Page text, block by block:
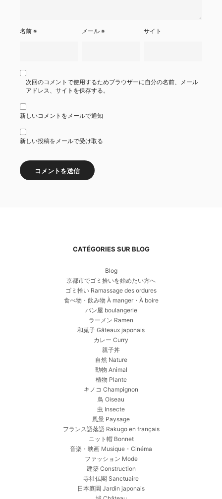
名前 ※ メール※ サイト
次回のコメントで使用するためブラウザーに自分の名前、メール
アドレス、サイトを保存する。
新しいコメントをメールで通知
新しい投稿をメールで受け取る
CATÉGORIES SUR BLOG
Blog
京都市でゴミ拾いを始めたい方へ
ゴミ拾い Ramassage des ordures
食べ物・飲み物 À manger・À boire
パン屋 boulangerie
ラーメン Ramen
和菓子 Gâteaux japonais
カレー Curry
親子丼
自然 Nature
動物 Animal
植物 Plante
キノコ Champignon
鳥 Oiseau
虫 Insecte
風景 Paysage
フランス語落語 Rakugo en français
ニット帽 Bonnet
音楽・映画 Musique・Cinéma
ファッション Mode
建築 Construction
寺社仏閣 Sanctuaire
日本庭園 Jardin japonais